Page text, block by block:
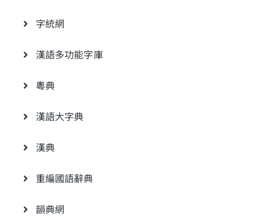
字統網
漢語多功能字庫
粵典
漢語大字典
漢典
重編國語辭典
韻典網